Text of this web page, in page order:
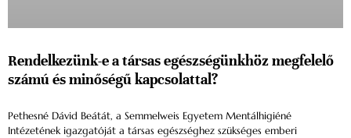
Rendelkezünk-e a társas egészségünkhöz megfelelő
számú és minőségű kapcsolattal?
Pethesné Dávid Beátát, a Semmelweis Egyetem Mentálhigiéné
Intézetének igazgatóját a társas egészséghez szükséges emberi